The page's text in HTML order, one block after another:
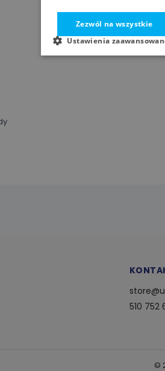
510 752
©
Zezwól na wszystkie
Ustawienia